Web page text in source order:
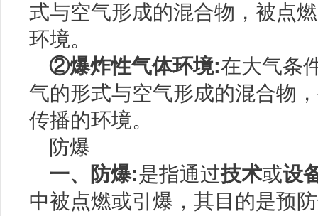
式与空气形成的混合物，被点
环境。
②爆炸性气体环境:在大气条
气的形式与空气形成的混合物
传播的环境。
防爆
一、防爆:是指通过技术或设
中被点燃或引爆，其目的是预